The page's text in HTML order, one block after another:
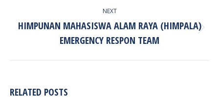
NEXT
Next
post:
HIMPUNAN MAHASISWA ALAM RAYA (HIMPALA)
EMERGENCY RESPON TEAM
RELATED POSTS